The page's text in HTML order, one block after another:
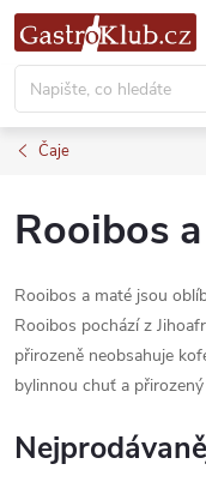
Přejít
na
obsah
Čaje
Rooibos
Rooibos a maté jsou
Rooibos pochází z
přirozeně neobsahuje
bylinnou chuť a